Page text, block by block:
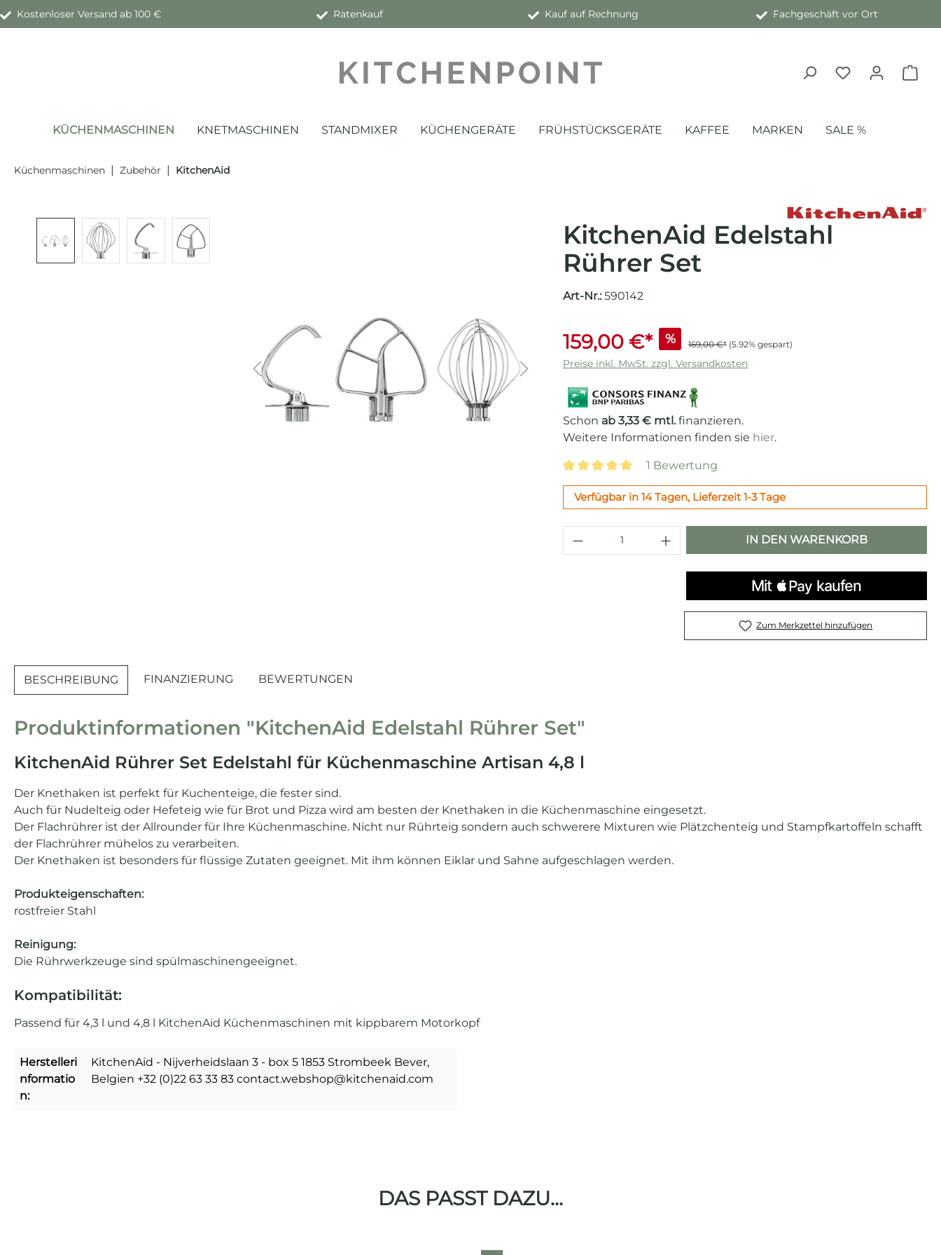
Zur Hauptnavigation springen
Kostenloser Versand ab 100 € Ratenkauf Kauf auf Rechnung Fachgeschäft vor Ort
KÜCHENMASCHINEN KNETMASCHINEN STANDMIXER KÜCHENGERÄTE FRÜHSTÜCKSGERÄTE KAFFEE MARKEN SALE %
Küchenmaschinen | Zubehör | KitchenAid
Bildergalerie überspringen
KitchenAid Edelstahl
Rührer Set
Art-Nr.: 590142
159,00 €* % 169,00 €* (5.92% gespart)
Preise inkl. MwSt. zzgl. Versandkosten
Schon ab 3,33 € mtl. finanzieren.
Weitere Informationen finden sie hier.
1 Bewertung
Verfügbar in 14 Tagen, Lieferzeit 1-3 Tage
Produkt Anzahl: Gib den gewünschten
IN DEN WARENKORB
Zum Merkzettel hinzufügen
BESCHREIBUNG FINANZIERUNG BEWERTUNGEN
Produktinformationen "KitchenAid Edelstahl Rührer Set"
KitchenAid Rührer Set Edelstahl für Küchenmaschine Artisan 4,8 l
Der Knethaken ist perfekt für Kuchenteige, die fester sind.
Auch für Nudelteig oder Hefeteig wie für Brot und Pizza wird am besten der Knethaken in die Küchenmaschine eingesetzt.
Der Flachrührer ist der Allrounder für Ihre Küchenmaschine. Nicht nur Rührteig sondern auch schwerere Mixturen wie Plätzchenteig und Stampfkartoffeln schafft
der Flachrührer mühelos zu verarbeiten.
Der Knethaken ist besonders für flüssige Zutaten geeignet. Mit ihm können Eiklar und Sahne aufgeschlagen werden.
Produkteigenschaften:
rostfreier Stahl
Reinigung:
Die Rührwerkzeuge sind spülmaschinengeeignet.
Kompatibilität:
Passend für 4,3 l und 4,8 l KitchenAid Küchenmaschinen mit kippbarem Motorkopf
Herstelleri
nformatio
n:
KitchenAid - Nijverheidslaan 3 - box 5 1853 Strombeek Bever,
Belgien +32 (0)22 63 33 83 contact.webshop@kitchenaid.com
DAS PASST DAZU...